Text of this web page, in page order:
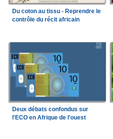
Du coton au tissu - Reprendre le
contrôle du récit africain
Deux débats confondus sur
l'ECO en Afrique de l'ouest